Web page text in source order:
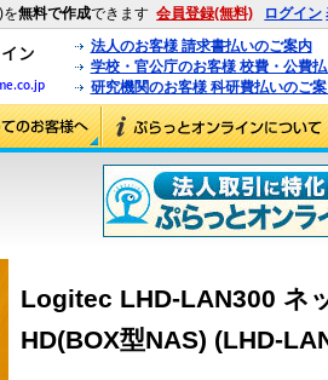
)を無料で作成できます 会員登録(無料) ログイン
法人のお客様 請求書払いのご案内
学校・官公庁のお客様 校費・公費
研究機関のお客様 科研費払いのご
Logitec LHD-LAN300 ネ
HD(BOX型NAS) (LHD-